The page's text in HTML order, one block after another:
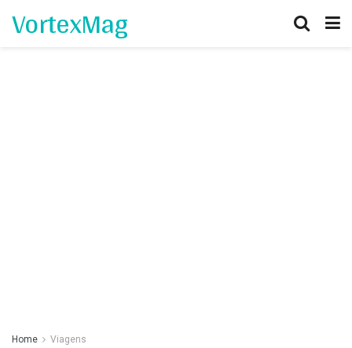
VortexMag
Home Viagens